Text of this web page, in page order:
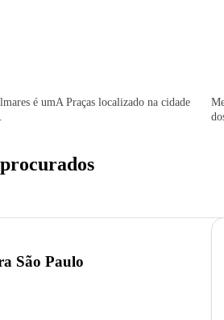
é umA Praças localizado na cidade
São Paulo